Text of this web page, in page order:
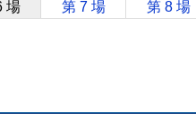
場 第 7 場 第 8 場